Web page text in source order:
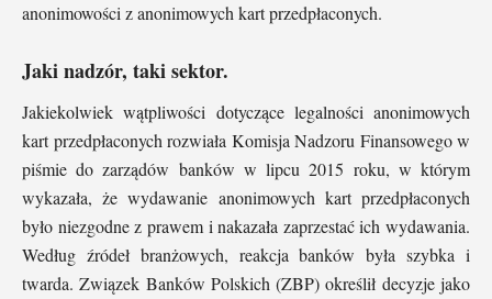
anonimowości z anonimowych kart przedpłaconych.
Jaki nadzór, taki sektor.
Jakiekolwiek wątpliwości dotyczące legalności anonimowych
kart przedpłaconych rozwiała Komisja Nadzoru Finansowego w
piśmie do zarządów banków w lipcu 2015 roku, w którym
wykazała, że wydawanie anonimowych kart przedpłaconych
było niezgodne z prawem i nakazała zaprzestać ich wydawania.
Według źródeł branżowych, reakcja banków była szybka i
twarda. Związek Banków Polskich (ZBP) określił decyzje jako